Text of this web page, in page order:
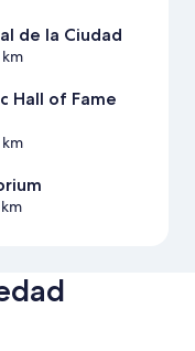
de la Ciudad
Hall of Fame